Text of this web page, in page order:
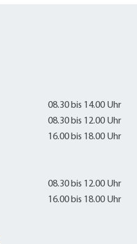
08.30 bis 14.00 Uhr
08.30 bis 12.00 Uhr
16.00 bis 18.00 Uhr
08.30 bis 12.00 Uhr
16.00 bis 18.00 Uhr